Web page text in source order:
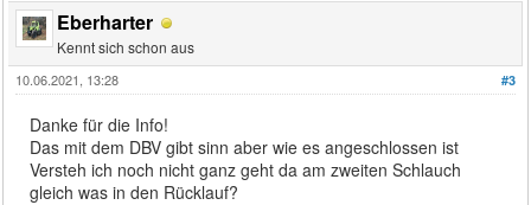
Eberharter
Kennt sich schon aus
#3
10.06.2021, 13:28
Danke für die Info!
Das mit dem DBV gibt sinn aber wie es angeschlossen ist
Versteh ich noch nicht ganz geht da am zweiten Schlauch
gleich was in den Rücklauf?